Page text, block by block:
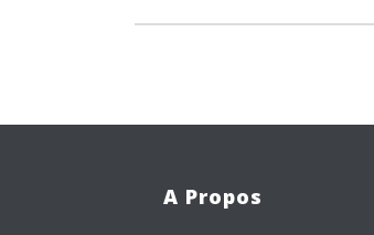
A Propos